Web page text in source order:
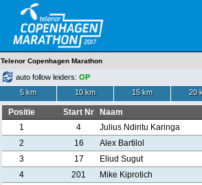
Telenor Copenhagen Marathon
auto follow leiders: OP
5 km
10 km 15 km 20
Positie Start Nr
Naam
1
4
Julius Ndiritu Karinga
2
16
Alex Bartilol
3
17
Eliud Sugut
4
201
Mike Kiprotich